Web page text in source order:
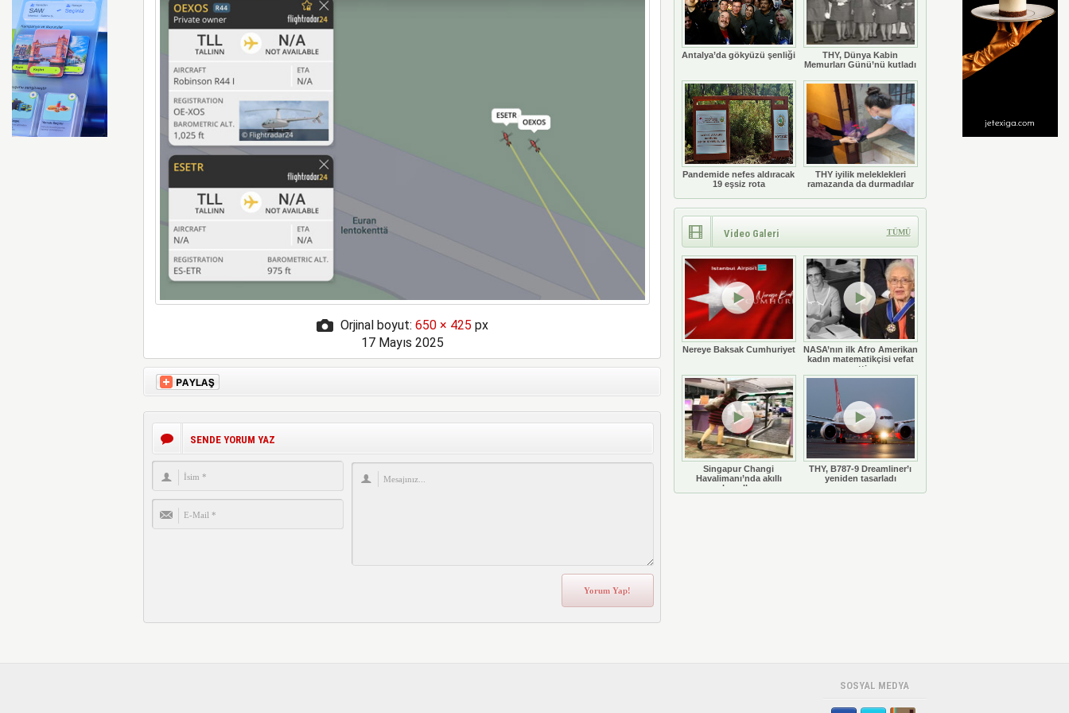
FAA Marine One helikopterine soruşturma başlattı
Orjinal boyut: 650 × 425 px
17 Mayıs 2025
SENDE YORUM YAZ
Antalya’da gökyüzü şenliği
THY, Dünya Kabin
Memurları Günü’nü kutladı
Pandemide nefes aldıracak
19 eşsiz rota
THY iyilik meleklekleri
ramazanda da durmadılar
Video Galeri TÜMÜ
Nereye Baksak Cumhuriyet
NASA’nın ilk Afro Amerikan
kadın matematikçisi vefat
etti
Singapur Changi
Havalimanı’nda akıllı
bavullar
THY, B787-9 Dreamliner’ı
yeniden tasarladı
SOSYAL MEDYA